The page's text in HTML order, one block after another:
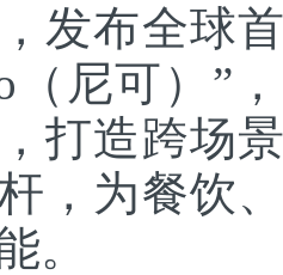
发布全球
（尼可）”
打造跨场
，为餐饮
。